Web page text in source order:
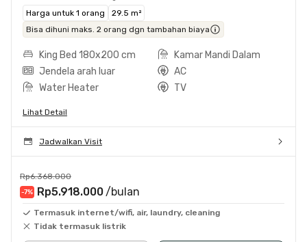
Harga untuk 1 orang
29.5 m²
Bisa dihuni maks. 2 orang dgn tambahan biaya
King Bed 180x200 cm
Kamar Mandi Dalam
Jendela arah luar
AC
Water Heater
TV
Lihat Detail
Jadwalkan Visit
Rp6.368.000
-7% Rp5.918.000 /bulan
Termasuk internet/wifi, air, laundry, cleaning
Tidak termasuk listrik